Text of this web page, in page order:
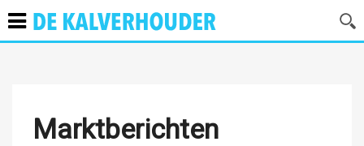
Marktberichten